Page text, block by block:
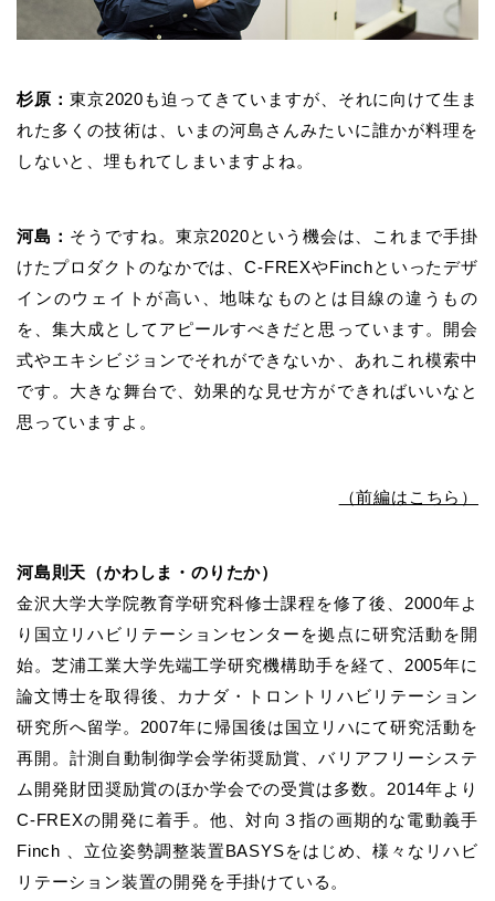
杉原： 東京2020も迫ってきていますが、それに向けて生ま
れた多くの技術は、いまの河島さんみたいに誰かが料理を
しないと、埋もれてしまいますよね。
河島： そうですね。東京2020という機会は、これまで手掛
けたプロダクトのなかでは、C-FREXやFinchといったデザ
インのウェイトが高い、地味なものとは目線の違うもの
を、集大成としてアピールすべきだと思っています。開会
式やエキシビジョンでそれができないか、あれこれ模索中
です。大きな舞台で、効果的な見せ方ができればいいなと
思っていますよ。
（前編はこちら）
河島則天（かわしま・のりたか）
金沢大学大学院教育学研究科修士課程を修了後、 2000年よ
り国立リハビリテーションセンターを拠点に研究活動を開
始。芝浦工業大学先端工学研究機構助手を経て、 2005年に
論文博士を取得後、カナダ・トロントリハビリテーション
研究所へ留学。 2007年に帰国後は国立リハにて研究活動を
再開。計測自動制御学会学術奨励賞、バリアフリーシステ
ム開発財団奨励賞のほか学会での受賞は多数。 2014年より
C-FREXの開発に着手。他、対向３指の画期的な電動義手
Finch
、立位姿勢調整装置BASYSをはじめ、様々なリハビ
リテーション装置の開発を手掛けている。